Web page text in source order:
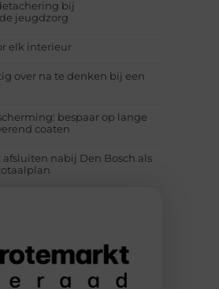
bij
jeugdzorg
elk interieur
over na te denken bij een
bespaar op lange
coaten
nabij Den Bosch als